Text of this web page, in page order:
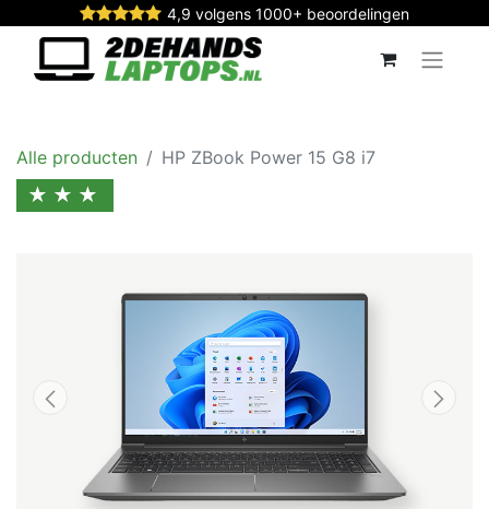
4,9 volgens 1000+ beoordelingen
Alle producten HP ZBook Power 15 G8 i7
★★★